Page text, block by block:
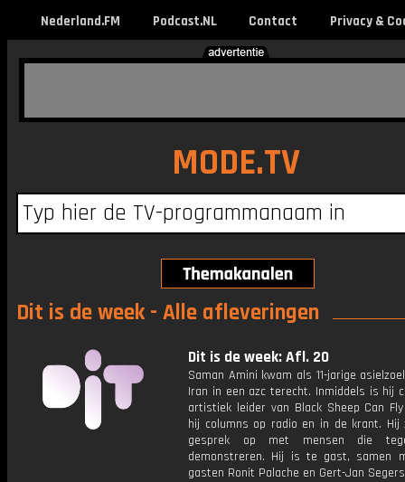
Nederland.FM Podcast.NL Contact Privacy &
MODE.TV
Dit is de week - Alle afleveringen
Dit is de week: Afl. 20
Saman Amini kwam als 11-jarige
Iran in een azc terecht. Inmiddels is hij
artistiek leider van Black Sheep Can
hij columns op radio en in de krant. Hij
gesprek op met mensen die
demonstreren. Hij is te gast, samen
gasten Ronit Palache en Gert-Jan